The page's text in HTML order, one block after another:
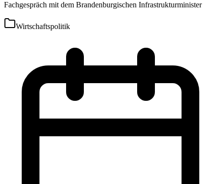
Fachgespräch mit dem Brandenburgischen Infrastrukturminister
Wirtschaftspolitik